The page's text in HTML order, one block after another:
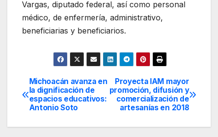
Vargas, diputado federal, así como personal
médico, de enfermería, administrativo,
beneficiarias y beneficiarios.
Navegación
de
entradas
Proyecta IAM mayor
promoción, difusión y
comercialización de
artesanías en 2018
Michoacán avanza en
la dignificación de
espacios educativos:
Antonio Soto